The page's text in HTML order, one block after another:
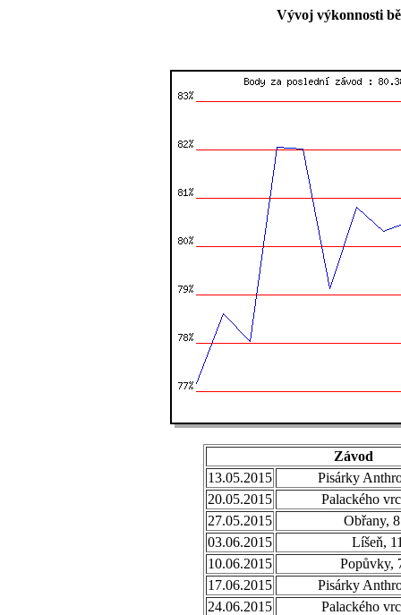
Vývoj výkonnosti
Závod
13.05.2015
Pisárky
20.05.2015
Palackého
27.05.2015
Obřany,
03.06.2015
Líšeň,
10.06.2015
Popůvky,
17.06.2015
Pisárky
24.06.2015
Palackého